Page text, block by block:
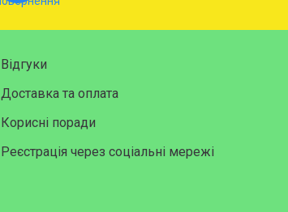
Відгуки
Доставка та оплата
Корисні поради
Реєстрація через соціальні мережі